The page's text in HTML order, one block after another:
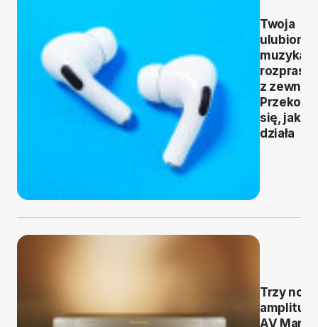
Twoja
ulubiona
muzyka
z
Przekonaj
się, jak to
działa
Trzy
AV